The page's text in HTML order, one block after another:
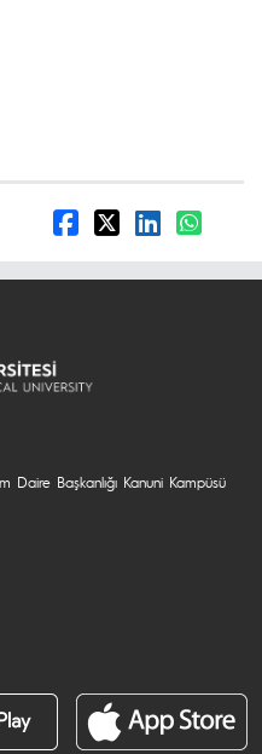
Daire Başkanlığı Kanuni Kampüsü